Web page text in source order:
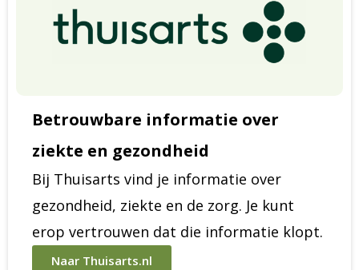
Betrouwbare informatie over
ziekte en gezondheid
Bij Thuisarts vind je informatie over
gezondheid, ziekte en de zorg. Je kunt
erop vertrouwen dat die informatie klopt.
Naar Thuisarts.nl